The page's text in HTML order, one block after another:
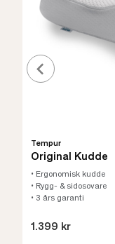
Tempur
Original Kudde
• Ergonomisk kudde
• Rygg- & sidosovare
• 3 års garanti
1.399 kr